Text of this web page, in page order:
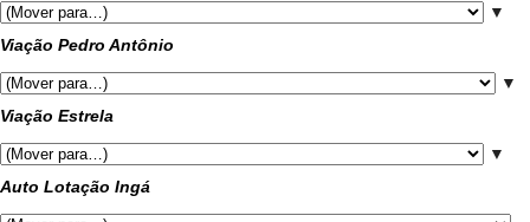
▼
Viação Pedro Antônio
▼
Viação Estrela
▼
Auto Lotação Ingá